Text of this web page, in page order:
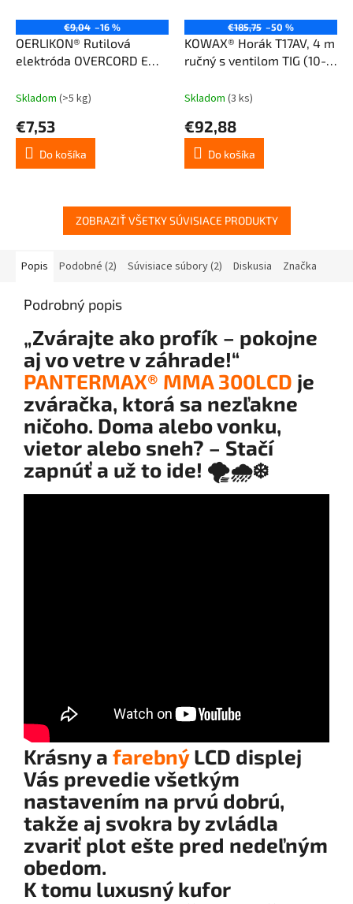
€9,04 –16 %
OERLIKON® Rutilová
elektróda OVERCORD E
(E6013) 4,5 kg
Skladom (>5 kg)
€7,53
Do košíka
€185,75 –50 %
KOWAX® Horák T17AV, 4 m
ručný s ventilom TIG (10-
Skladom (3 ks)
€92,88
Do košíka
ZOBRAZIŤ VŠETKY SÚVISIACE PRODUKTY
Popis Podobné (2) Súvisiace súbory (2) Diskusia Značka
Podrobný popis
„Zvárajte ako profík – pokojne
aj vo vetre v záhrade!“
PANTERMAX® MMA 300LCD je
zváračka, ktorá sa nezľakne
ničoho. Doma alebo vonku,
vietor alebo sneh? – Stačí
zapnúť a už to ide! 🌪️🌧️❄️
Krásny a farebnýLCD displej
Vás prevedie všetkým
nastavením na prvú dobrú,
takže aj svokra by zvládla
zvariť plot ešte pred nedeľným
obedom.
K tomu luxusný kufor